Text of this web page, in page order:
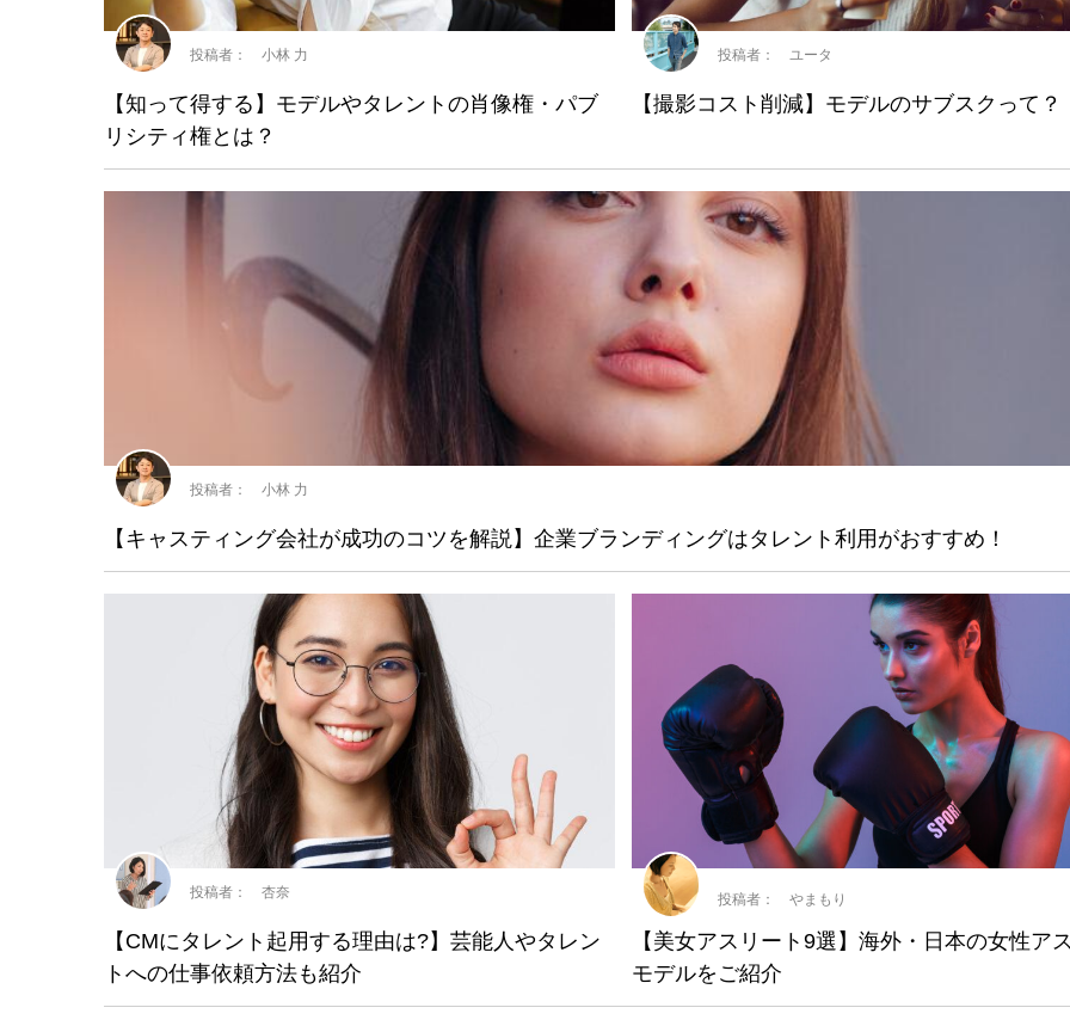
【知って得する】モデルやタレントの肖像権・パブ
リシティ権とは？
投稿者： 小林 力
【撮影コスト削減】モデルのサブスクって？
投稿者： ユータ
【キャスティング会社が成功のコツを解説】企業ブランディングはタレント利用がおすすめ！
投稿者： 小林 力
【CMにタレント起用する理由は?】芸能人やタレン
トへの仕事依頼方法も紹介
投稿者： 杏奈
【美女アスリート9選】海外・日本の女性ア
モデルをご紹介
投稿者： やまもり